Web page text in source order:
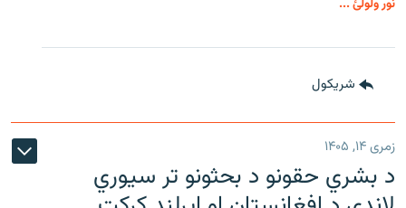
نور ولولئ ...
شريکول
زمری ۱۴, ۱۴۰۵
د بشري حقونو د بحثونو تر سیوري